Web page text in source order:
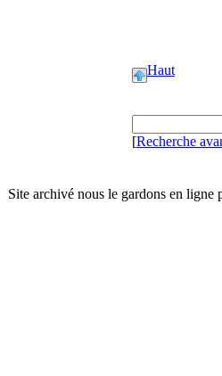
Haut
[Recherche
Site archivé nous le gardons en ligne